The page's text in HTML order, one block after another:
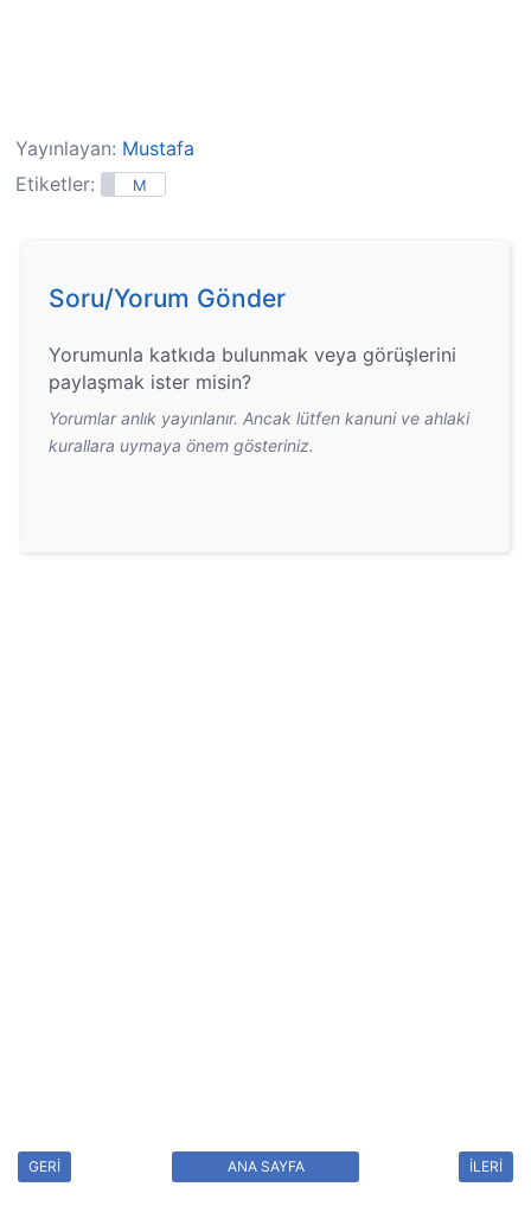
Yayınlayan: Mustafa
Etiketler:
M
Soru/Yorum Gönder
Yorumunla katkıda bulunmak veya görüşlerini
paylaşmak ister misin?
Yorumlar anlık yayınlanır. Ancak lütfen kanuni ve ahlaki
kurallara uymaya önem gösteriniz.
GERİ İLERİ
ANA SAYFA